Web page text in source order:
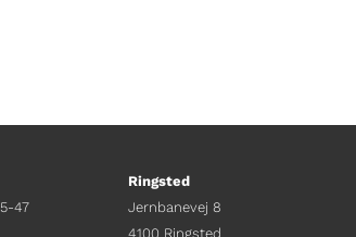
47
Ringsted
Jernbanevej 8
4100 Ringsted